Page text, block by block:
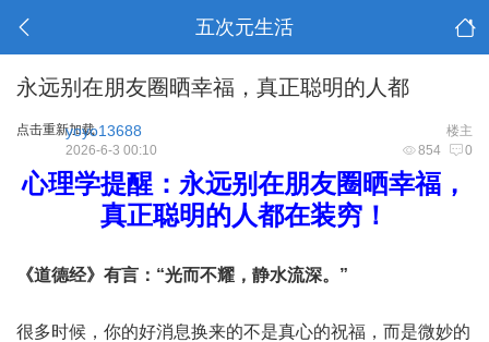
五次元生活
永远别在朋友圈晒幸福，真正聪明的人都
点击重新加载 楼主
yoyo13688
854 0
2026-6-3 00:10
心理学提醒：永远别在朋友圈晒幸福，
真正聪明的人都在装穷！
《道德经》有言：“光而不耀，静水流深。”
很多时候，你的好消息换来的不是真心的祝福，而是微妙的